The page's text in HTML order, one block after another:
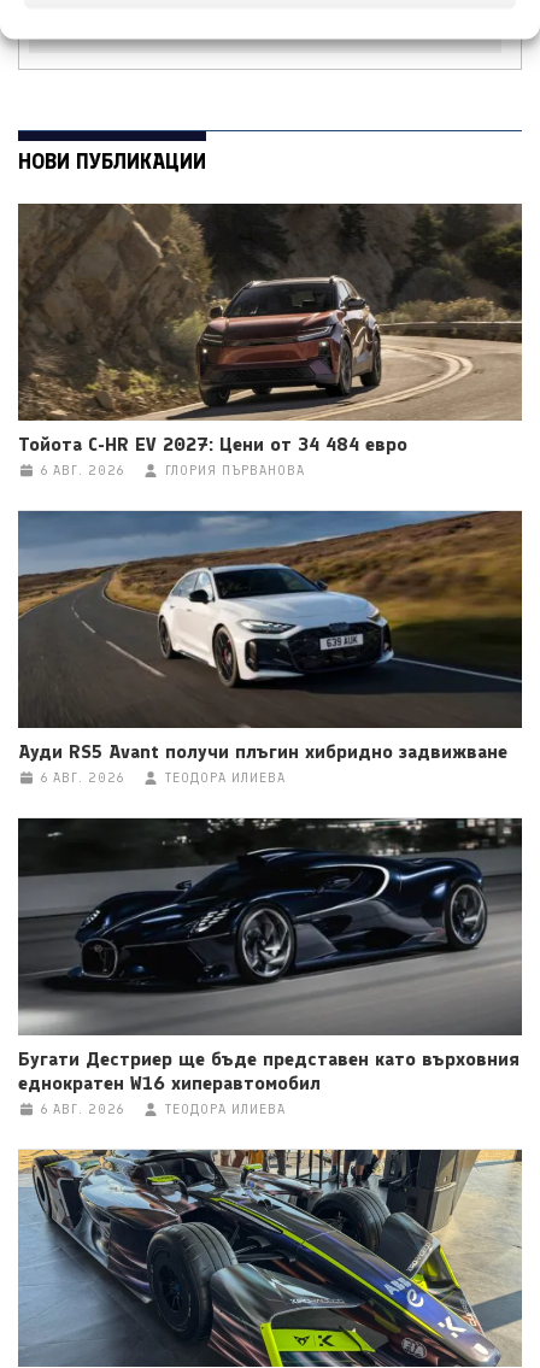
НОВИ ПУБЛИКАЦИИ
Тойота C-HR EV 2027: Цени от 34 484 евро
6 АВГ. 2026 ГЛОРИЯ ПЪРВАНОВА
Ауди RS5 Avant получи плъгин хибридно задвижване
6 АВГ. 2026 ТЕОДОРА ИЛИЕВА
Бугати Дестриер ще бъде представен като върховния
еднократен W16 хиперавтомобил
6 АВГ. 2026 ТЕОДОРА ИЛИЕВА